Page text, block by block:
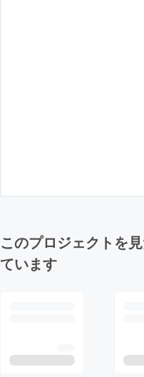
このプロジェクトを
ています